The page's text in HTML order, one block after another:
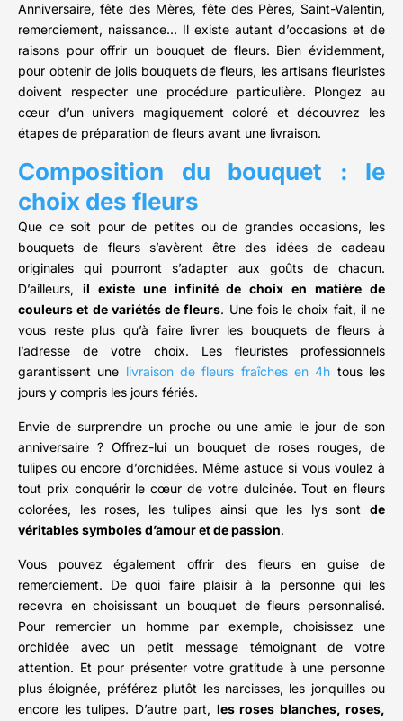
Anniversaire, fête des Mères, fête des Pères, Saint-Valentin,
remerciement, naissance… Il existe autant d’occasions et de
raisons pour offrir un bouquet de fleurs. Bien évidemment,
pour obtenir de jolis bouquets de fleurs, les artisans fleuristes
doivent respecter une procédure particulière. Plongez au
cœur d’un univers magiquement coloré et découvrez les
étapes de préparation de fleurs avant une livraison.
Composition du bouquet : le
choix des fleurs
Que ce soit pour de petites ou de grandes occasions, les
bouquets de fleurs s’avèrent être des idées de cadeau
originales qui pourront s’adapter aux goûts de chacun.
D’ailleurs, il existe une infinité de choix en matière de
couleurs et de variétés de fleurs. Une fois le choix fait, il ne
vous reste plus qu’à faire livrer les bouquets de fleurs à
l’adresse de votre choix. Les fleuristes professionnels
garantissent une livraison de fleurs fraîches en 4h tous les
jours y compris les jours fériés.
Envie de surprendre un proche ou une amie le jour de son
anniversaire ? Offrez-lui un bouquet de roses rouges, de
tulipes ou encore d’orchidées. Même astuce si vous voulez à
tout prix conquérir le cœur de votre dulcinée. Tout en fleurs
colorées, les roses, les tulipes ainsi que les lys sont de
véritables symboles d’amour et de passion.
Vous pouvez également offrir des fleurs en guise de
remerciement. De quoi faire plaisir à la personne qui les
recevra en choisissant un bouquet de fleurs personnalisé.
Pour remercier un homme par exemple, choisissez une
orchidée avec un petit message témoignant de votre
attention. Et pour présenter votre gratitude à une personne
plus éloignée, préférez plutôt les narcisses, les jonquilles ou
encore les tulipes. D’autre part, les roses blanches, roses,